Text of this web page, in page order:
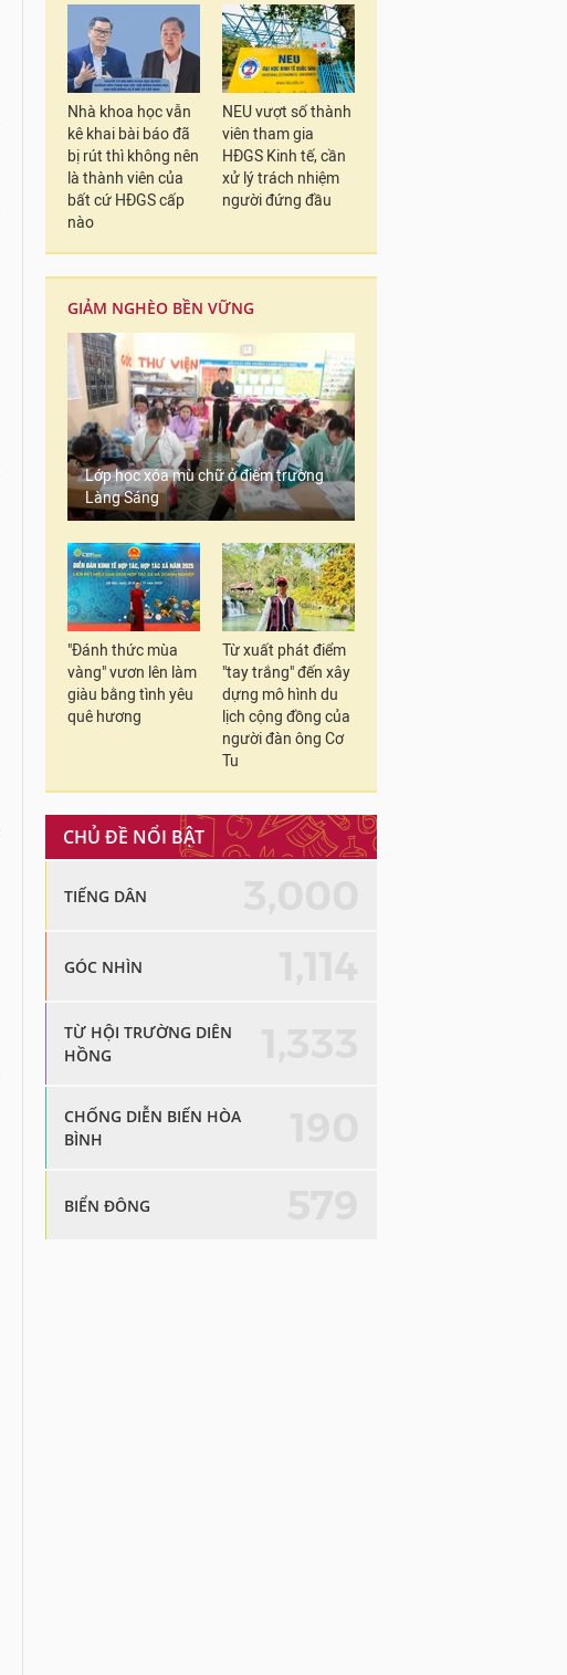
Nhà khoa học vẫn
kê khai bài báo đã
bị rút thì không nên
là thành viên của
bất cứ HĐGS cấp
nào
NEU vượt số thành
viên tham gia
HĐGS Kinh tế, cần
xử lý trách nhiệm
người đứng đầu
GIẢM NGHÈO BỀN VỮNG
Lớp học xóa mù chữ ở điểm trường
Làng Sáng
"Đánh thức mùa
vàng" vươn lên làm
giàu bằng tình yêu
quê hương
Từ xuất phát điểm
"tay trắng" đến xây
dựng mô hình du
lịch cộng đồng của
người đàn ông Cơ
Tu
CHỦ ĐỀ NỔI BẬT
TIẾNG DÂN
GÓC NHÌN
TỪ HỘI TRƯỜNG DIÊN
HỒNG
CHỐNG DIỄN BIẾN HÒA
BÌNH
BIỂN ĐÔNG